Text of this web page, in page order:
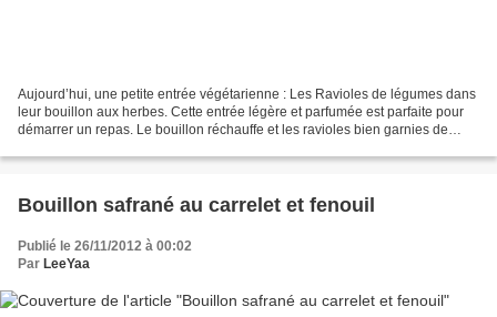
Aujourd’hui, une petite entrée végétarienne : Les Ravioles de légumes dans
leur bouillon aux herbes. Cette entrée légère et parfumée est parfaite pour
démarrer un repas. Le bouillon réchauffe et les ravioles bien garnies de
Bouillon safrané au carrelet et fenouil
Publié le 26/11/2012 à 00:02
Par LeeYaa